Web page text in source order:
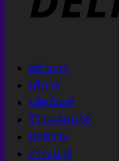
หน้าแรก
บริการ
ผลิตภัณฑ์
รีวิวเคสคนไข้
บทความ
สาระน่ารู้